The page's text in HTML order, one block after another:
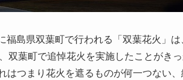
福島県双葉町で行われる「双葉花火」
双葉町で追悼花火を実施したことがき
はつまり花火を遮るものが何一つない